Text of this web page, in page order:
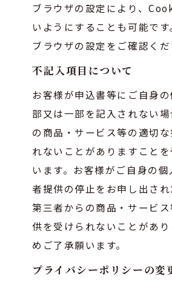
ブラウザの設定により、
いようにすることも可能で
ブラウザの設定をご確認くだ
不記入項目について
お客様が申込書等にご自身
部又は一部を記入されない
の商品・サービス等の適切
れないことがありますこと
います。お客様がご自身の
者提供の停止をお申し出さ
第三者からの商品・サービ
供を受けられないことがあ
めご了承願います。
プライバシーポリシーの変